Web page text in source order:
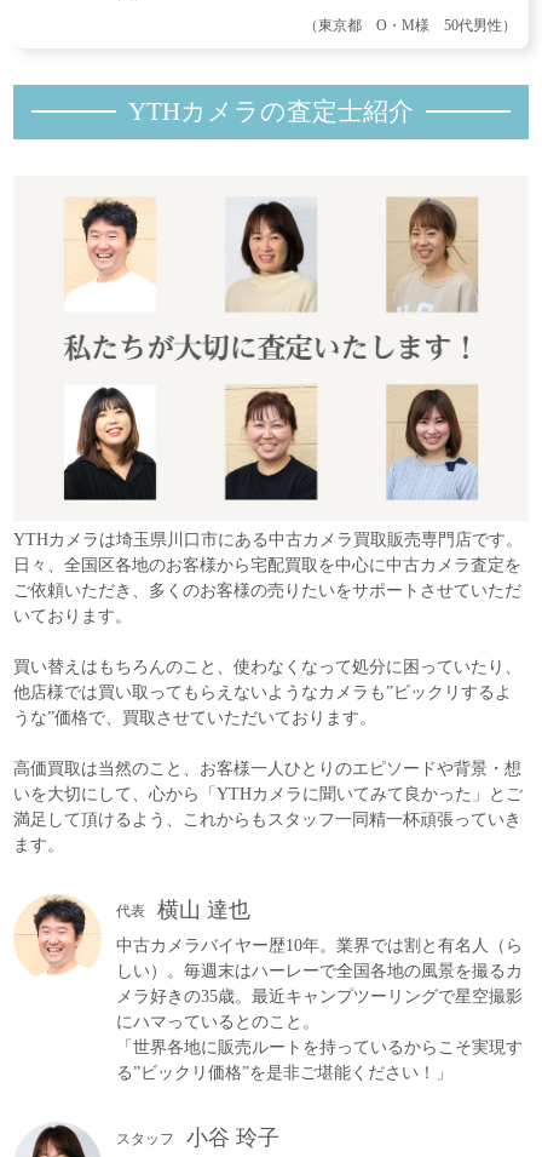
（東京都 O・M様 50代男性）
YTHカメラの査定士紹介
YTHカメラは埼玉県川口市にある中古カメラ買取販売専門店です。
日々、全国区各地のお客様から宅配買取を中心に中古カメラ査定を
ご依頼いただき、多くのお客様の売りたいをサポートさせていただ
いております。
買い替えはもちろんのこと、使わなくなって処分に困っていたり、
他店様では買い取ってもらえないようなカメラも”ビックリするよ
うな”価格で、買取させていただいております。
高価買取は当然のこと、お客様一人ひとりのエピソードや背景・想
いを大切にして、心から「YTHカメラに聞いてみて良かった」とご
満足して頂けるよう、これからもスタッフ一同精一杯頑張っていき
ます。
代表 横山 達也
中古カメラバイヤー歴10年。業界では割と有名人（ら
しい）。毎週末はハーレーで全国各地の風景を撮るカ
メラ好きの35歳。最近キャンプツーリングで星空撮影
にハマっているとのこと。
「世界各地に販売ルートを持っているからこそ実現す
る”ビックリ価格”を是非ご堪能ください！」
スタッフ 小谷 玲子